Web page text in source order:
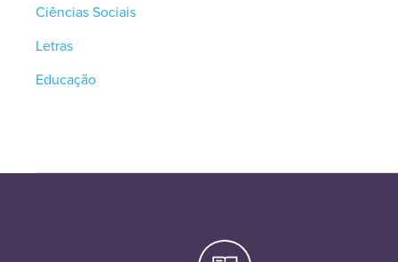
Ciências Sociais
Letras
Educação